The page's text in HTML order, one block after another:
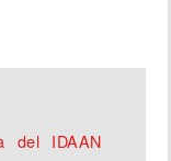
del IDAAN